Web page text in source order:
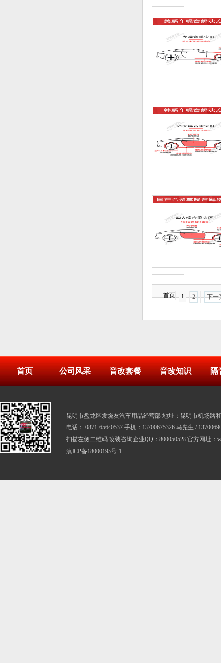
首页 1 2 下一
首页 公司风采 音改套餐 音改知识 隔
昆明市盘龙区发烧友汽车用品经营部 地址：昆明市机场路
电话： 0871-65640537 手机：13700675326 马先生 /
扫描左侧二维码 改装咨询企业QQ：800050528 官方网址：
滇ICP备18000195号-1